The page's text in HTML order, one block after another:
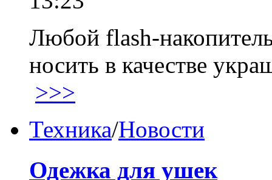
Любой flash-
носить в качестве
>>>
Техника/Новости
Одежка для ушек